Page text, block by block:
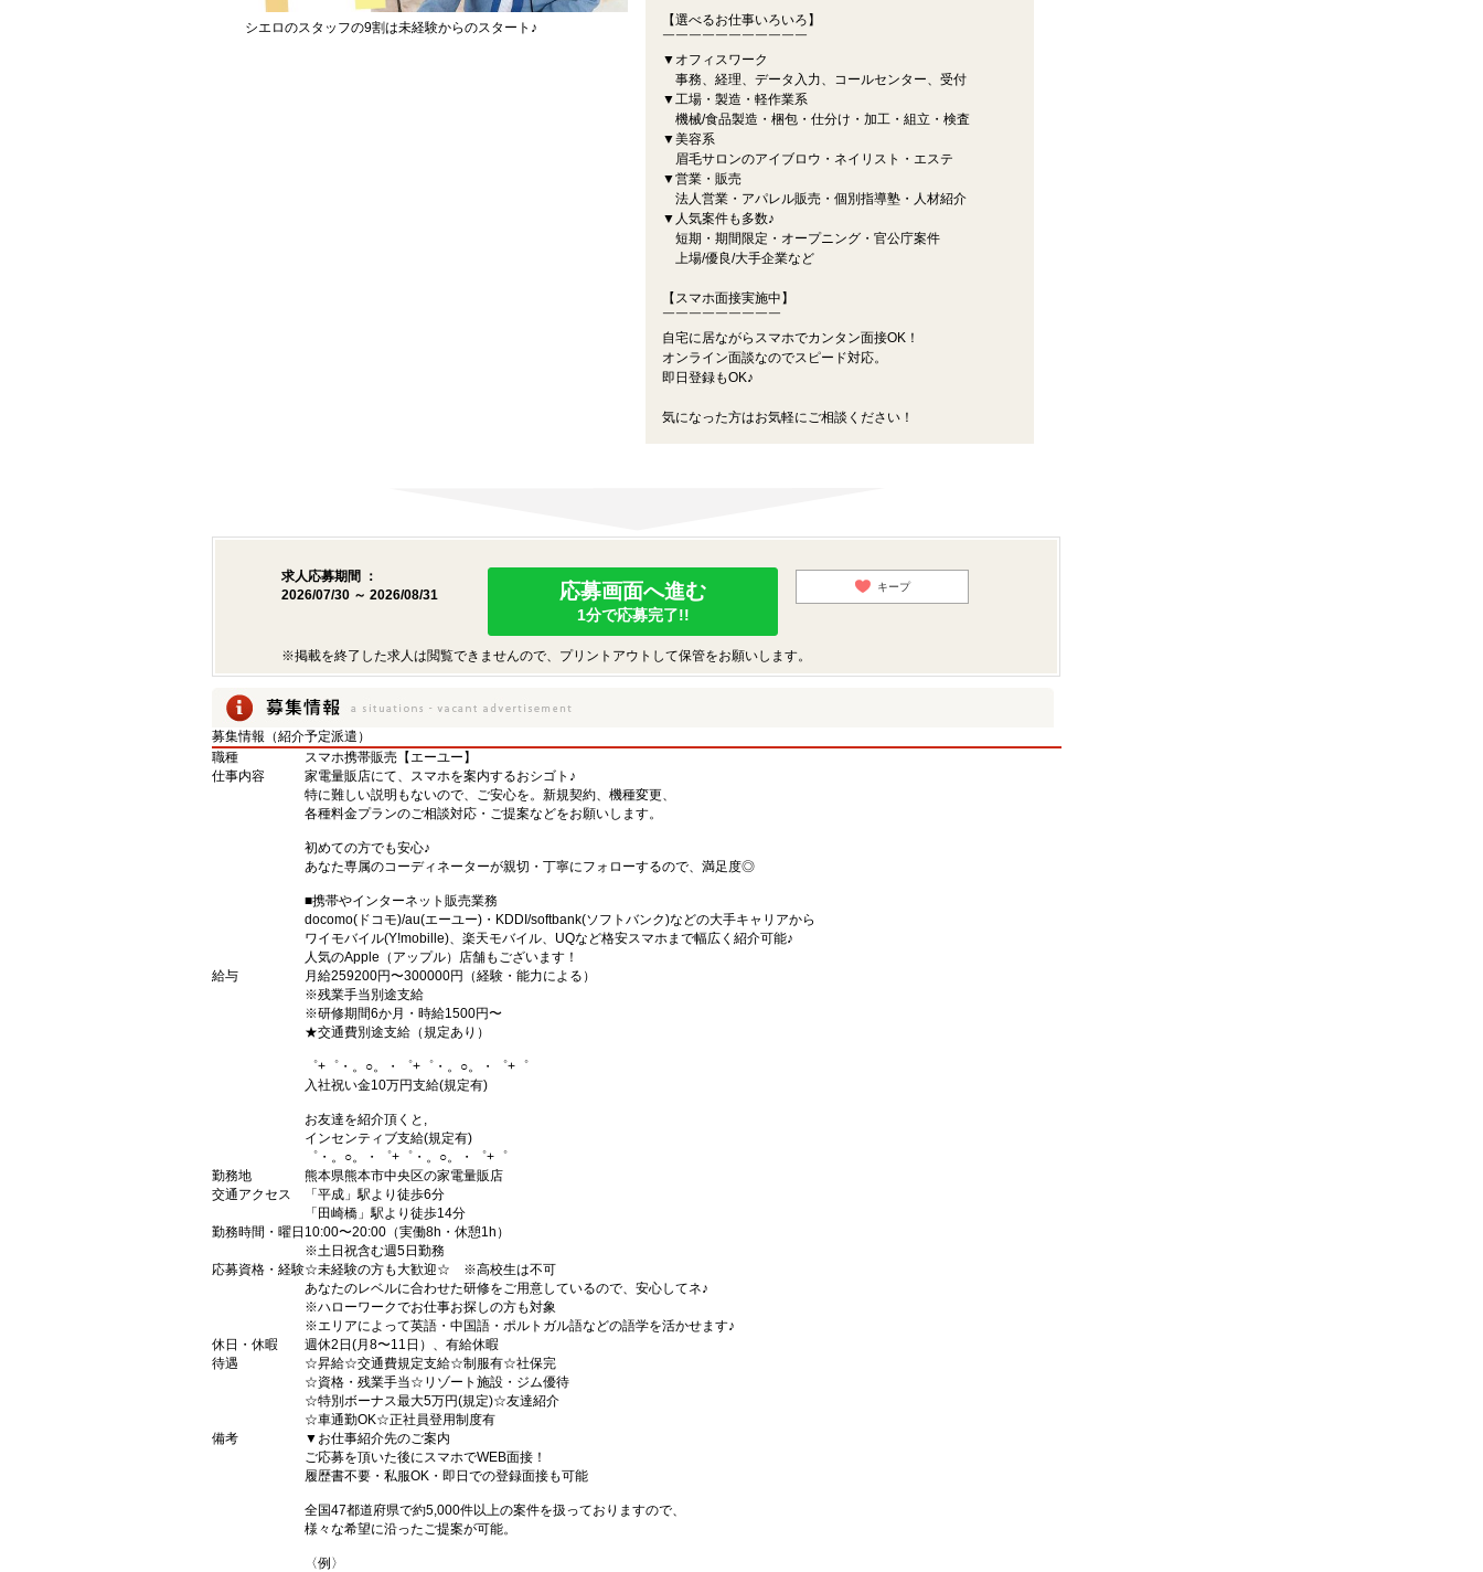
シエロのスタッフの9割は未経験からのスタート♪
【選べるお仕事いろいろ】
￣￣￣￣￣￣￣￣￣￣￣
▼オフィスワーク
事務、経理、データ入力、コールセンター、受付
▼工場・製造・軽作業系
機械/食品製造・梱包・仕分け・加工・組立・検査
▼美容系
眉毛サロンのアイブロウ・ネイリスト・エステ
▼営業・販売
法人営業・アパレル販売・個別指導塾・人材紹介
▼人気案件も多数♪
短期・期間限定・オープニング・官公庁案件
上場/優良/大手企業など
【スマホ面接実施中】
￣￣￣￣￣￣￣￣￣
自宅に居ながらスマホでカンタン面接OK！
オンライン面談なのでスピード対応。
即日登録もOK♪
気になった方はお気軽にご相談ください！
求人応募期間 ：
2026/07/30 ～ 2026/08/31
応募画面へ進む
1分で応募完了!!
キープ
※掲載を終了した求人は閲覧できませんので、プリントアウトして保管をお願いします。
募集情報（紹介予定派遣）
職種
スマホ携帯販売【エーユー】
仕事内容
家電量販店にて、スマホを案内するおシゴト♪
特に難しい説明もないので、ご安心を。新規契約、機種変更、
各種料金プランのご相談対応・ご提案などをお願いします。
初めての方でも安心♪
あなた専属のコーディネーターが親切・丁寧にフォローするので、満足度◎
■携帯やインターネット販売業務
docomo(ドコモ)/au(エーユー)・KDDI/softbank(ソフトバンク)などの大手キャリアから
ワイモバイル(Y!mobille)、楽天モバイル、UQなど格安スマホまで幅広く紹介可能♪
人気のApple（アップル）店舗もございます！
給与
月給259200円〜300000円（経験・能力による）
※残業手当別途支給
※研修期間6か月・時給1500円〜
★交通費別途支給（規定あり）
゜+゜・。○。・゜+゜・。○。・゜+゜
入社祝い金10万円支給(規定有)
お友達を紹介頂くと,
インセンティブ支給(規定有)
゜・。○。・゜+゜・。○。・゜+゜
勤務地
熊本県熊本市中央区の家電量販店
交通アクセス
「平成」駅より徒歩6分
「田崎橋」駅より徒歩14分
勤務時間・曜日 10:00〜20:00（実働8h・休憩1h）
※土日祝含む週5日勤務
応募資格・経験☆未経験の方も大歓迎☆ ※高校生は不可
あなたのレベルに合わせた研修をご用意しているので、安心してネ♪
※ハローワークでお仕事お探しの方も対象
※エリアによって英語・中国語・ポルトガル語などの語学を活かせます♪
休日・休暇
週休2日(月8〜11日）、有給休暇
待遇
☆昇給☆交通費規定支給☆制服有☆社保完
☆資格・残業手当☆リゾート施設・ジム優待
☆特別ボーナス最大5万円(規定)☆友達紹介
☆車通勤OK☆正社員登用制度有
備考
▼お仕事紹介先のご案内
ご応募を頂いた後にスマホでWEB面接！
履歴書不要・私服OK・即日での登録面接も可能
全国47都道府県で約5,000件以上の案件を扱っておりますので、
様々な希望に沿ったご提案が可能。
〈例〉